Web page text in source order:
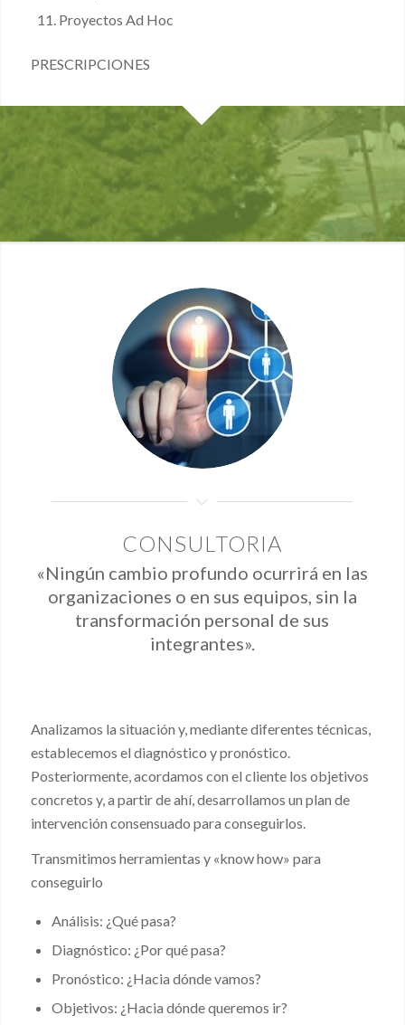
Proyectos Ad Hoc
PRESCRIPCIONES
CONSULTORIA
«Ningún cambio profundo ocurrirá en las
organizaciones o en sus equipos, sin la
transformación personal de sus
integrantes».
Analizamos la situación y, mediante diferentes técnicas,
establecemos el diagnóstico y pronóstico.
Posteriormente, acordamos con el cliente los objetivos
concretos y, a partir de ahí, desarrollamos un plan de
intervención consensuado para conseguirlos.
Transmitimos herramientas y «know how» para
conseguirlo
Análisis: ¿Qué pasa?
Diagnóstico: ¿Por qué pasa?
Pronóstico: ¿Hacia dónde vamos?
Objetivos: ¿Hacia dónde queremos ir?